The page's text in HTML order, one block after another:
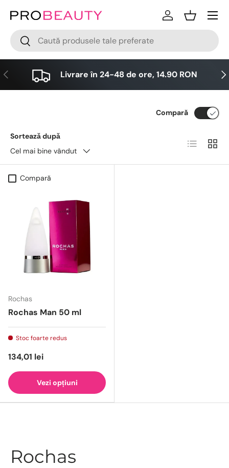
Sari la conținut
Cǎutare
Cǎutare
LogareCos
Meniu
Anterior Livrare în 24-48 de ore, 14.90 RON
Sorteazǎ dupǎ
Cel mai bine vândut
Compară
Lista Grid
Compară
Rochas
Rochas Man 50 ml
Stoc foarte redus
134,01 lei
Vezi opțiuni
Rochas